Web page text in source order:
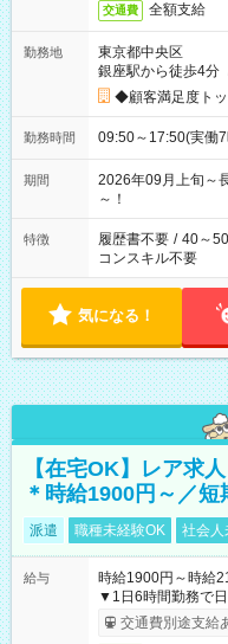
交通費 全額支給
勤務地
東京都中央区
銀座駅から徒歩4分
◆顧客満足度トッ
勤務時間 09:50～17:50(実
期間
2026年09月上旬
～！
特徴 履歴書不要 / 40～
コンスキル不要
気になる！
【在宅OK】レア求
＊時給1900円～／
派遣 職種未経験OK 社会人
給与
時給1900円～時
▼1日6時間勤務で日
交通費別途支給